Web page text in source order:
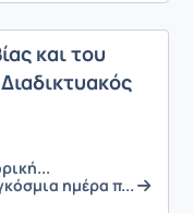
και του
ημέρα π...